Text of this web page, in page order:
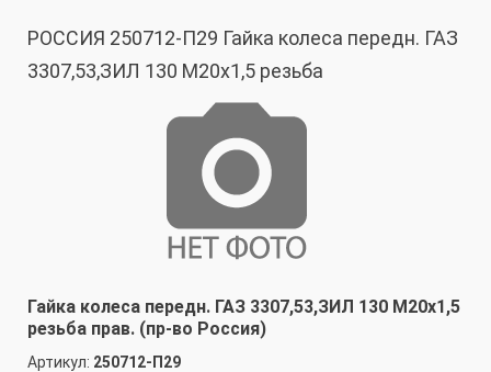
РОССИЯ 250712-П29 Гайка колеса передн. ГАЗ
3307,53,ЗИЛ 130 М20х1,5 резьба
Гайка колеса передн. ГАЗ 3307,53,ЗИЛ 130 М20х1,5
резьба прав. (пр-во Россия)
Артикул: 250712-П29